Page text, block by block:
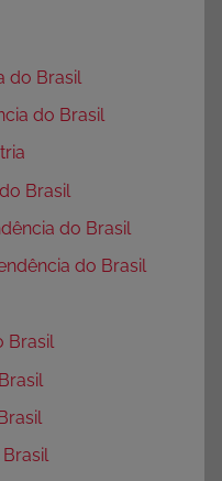
do Brasil
do Brasil
Brasil
do Brasil
do Brasil
Brasil